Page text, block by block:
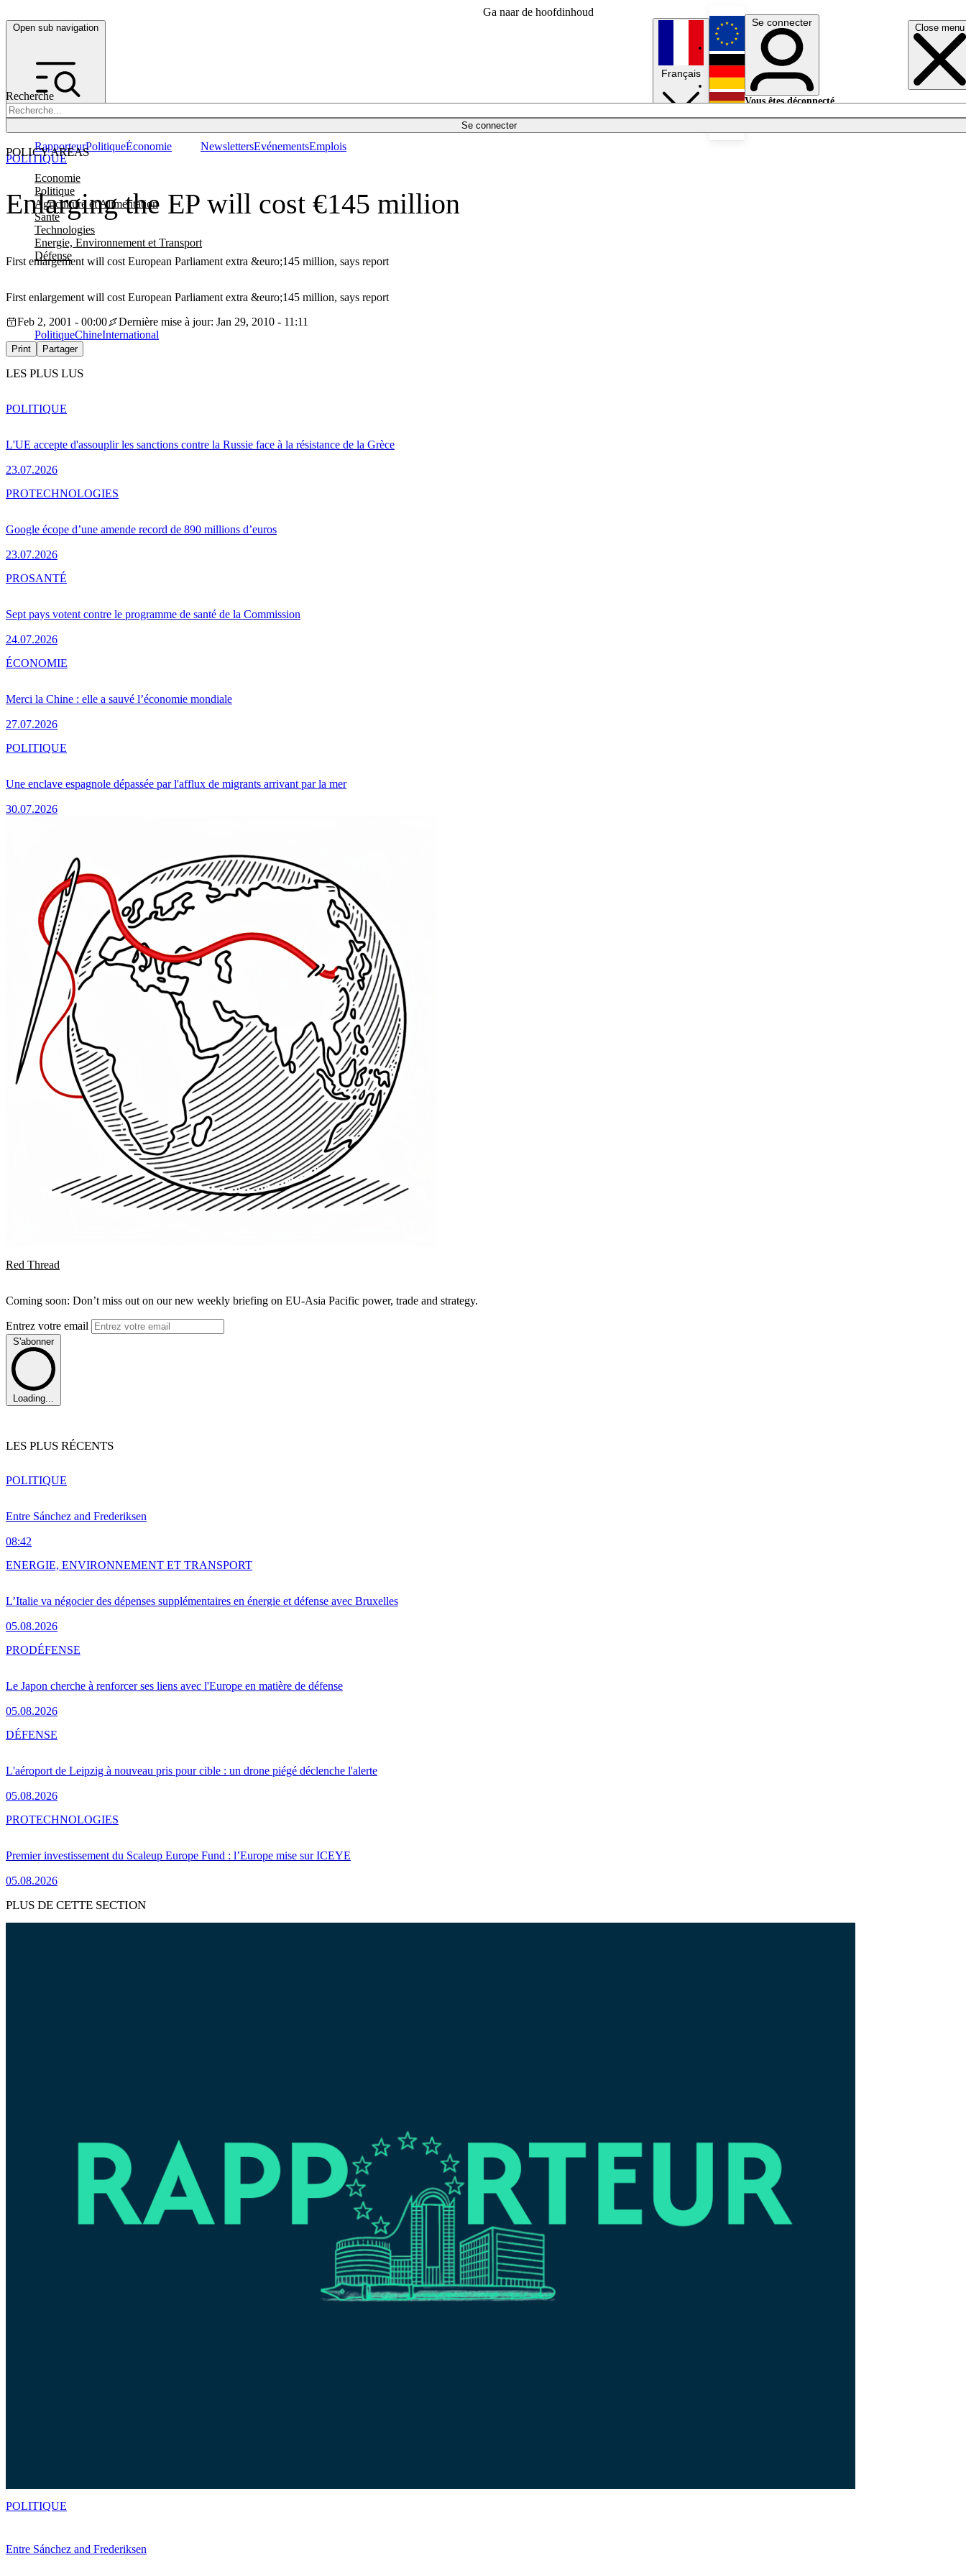
Ga naar de hoofdinhoud
Open sub navigation Close menu
Recherche
Se connecter
POLICY AREAS
Economie
Politique
Agriculture et Alimentation
Santé
Technologies
Energie, Environnement et Transport
Défense
RapporteurPolitiqueÉconomie NewslettersEvénementsEmplois
Français
English
Deutsch
Se connecter
Vous êtes déconnecté.
Enlarging the EP will cost €145 million
First enlargement will cost European Parliament extra &euro;145 million, says report
POLITIQUE
First enlargement will cost European Parliament extra &euro;145 million, says report
Feb 2, 2001 - 00:00
Dernière mise à jour: Jan 29, 2010 - 11:11
PolitiqueChineInternational
Print Partager
LES PLUS LUS
L'UE accepte d'assouplir les sanctions contre la Russie face à la résistance de la Grèce
23.07.2026
POLITIQUE
Google écope d’une amende record de 890 millions d’euros
23.07.2026
PROTECHNOLOGIES
Sept pays votent contre le programme de santé de la Commission
24.07.2026
PROSANTÉ
Merci la Chine : elle a sauvé l’économie mondiale
27.07.2026
ÉCONOMIE
Une enclave espagnole dépassée par l'afflux de migrants arrivant par la mer
30.07.2026
POLITIQUE
Red Thread
Coming soon: Don’t miss out on our new weekly briefing on EU-Asia Pacific power, trade and strategy.
Entrez votre email
S'abonner
Loading...
LES PLUS RÉCENTS
Entre Sánchez and Frederiksen
08:42
POLITIQUE
L’Italie va négocier des dépenses supplémentaires en énergie et défense avec Bruxelles
05.08.2026
ENERGIE, ENVIRONNEMENT ET TRANSPORT
Le Japon cherche à renforcer ses liens avec l'Europe en matière de défense
05.08.2026
PRODÉFENSE
L'aéroport de Leipzig à nouveau pris pour cible : un drone piégé déclenche l'alerte
05.08.2026
DÉFENSE
Premier investissement du Scaleup Europe Fund : l’Europe mise sur ICEYE
05.08.2026
PROTECHNOLOGIES
PLUS DE CETTE SECTION
Entre Sánchez and Frederiksen
POLITIQUE